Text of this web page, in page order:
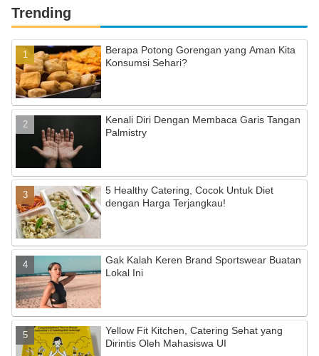
Trending
Berapa Potong Gorengan yang Aman Kita
Konsumsi Sehari?
Kenali Diri Dengan Membaca Garis Tangan
Palmistry
5 Healthy Catering, Cocok Untuk Diet
dengan Harga Terjangkau!
Gak Kalah Keren Brand Sportswear Buatan
Lokal Ini
Yellow Fit Kitchen, Catering Sehat yang
Dirintis Oleh Mahasiswa UI